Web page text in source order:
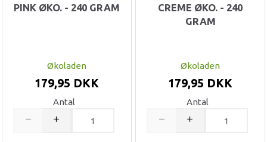
PINK ØKO. - 240 GRAM
Økoladen
179,95 DKK
Antal
CREME ØKO. - 240
GRAM
Økoladen
179,95 DKK
Antal